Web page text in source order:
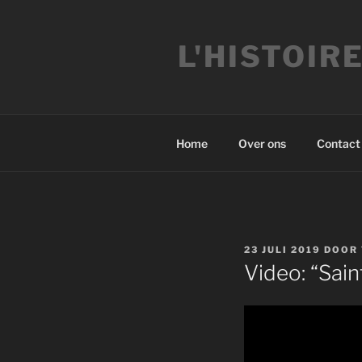
L'HISTOIRE
Home Over ons Contact
GEPLAATST
OP
23 JULI 2019 DOOR
Video: